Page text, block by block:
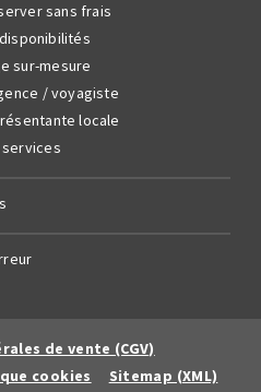
sans frais
sur-mesure
/ voyagiste
locale
de vente (CGV)
cookies
Sitemap (XML)